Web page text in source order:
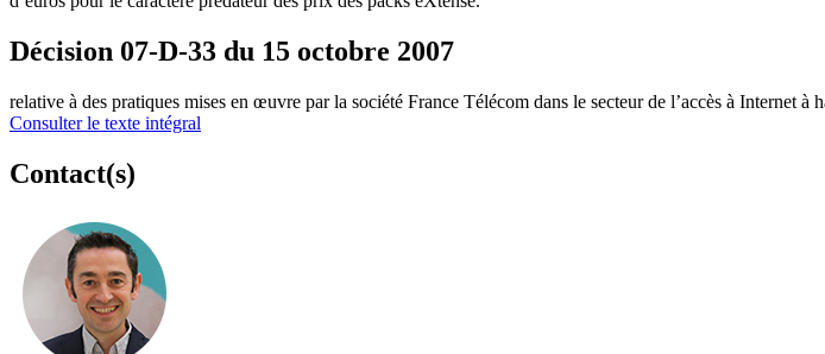
Décision 07-D-33 du 15 octobre 2007
relative à des pratiques mises en œuvre par la société France Télécom dans le secteur de l’accès à Internet à
Consulter le texte intégral
Contact(s)